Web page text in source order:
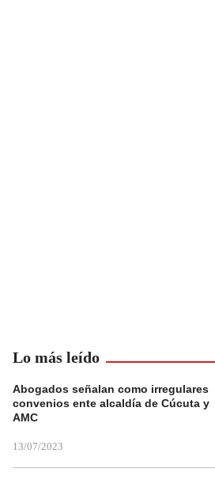
Lo más leído
Abogados señalan como irregulares
convenios ente alcaldía de Cúcuta y
AMC
13/07/2023